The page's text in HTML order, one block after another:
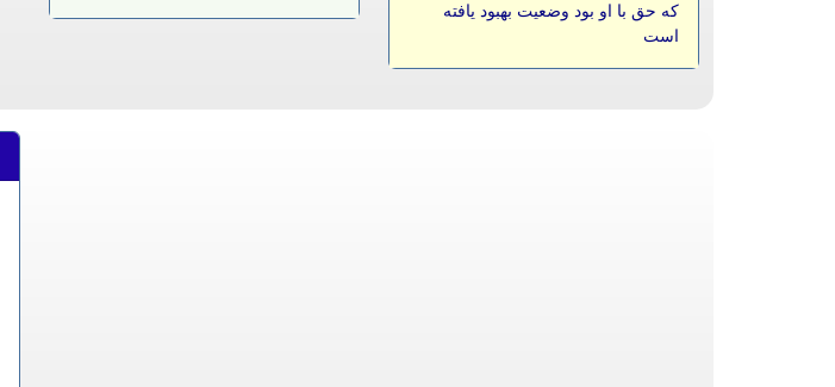
که حق با او بود وضعیت بهبود یافته
است